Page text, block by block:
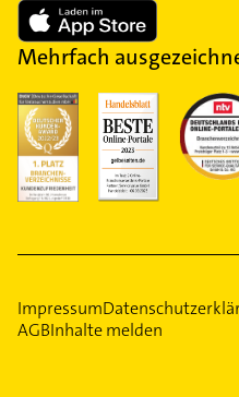
Mehrfach
Impressum
AGBInhalte melden